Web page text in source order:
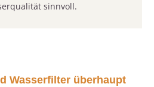
sinnvoll.
Wasserfilter überhaupt